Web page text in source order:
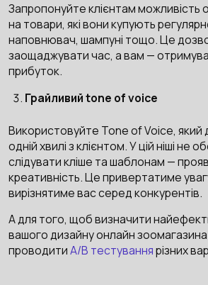
Запропонуйте клієнтам можливість
на товари, які вони купують
наповнювач, шампуні тощо. Це
заощаджувати час, а вам —
прибуток.
Грайливий tone of voice
Використовуйте Tone of Voice,
одній хвилі з клієнтом. У цій ніші не
слідувати кліше та шаблонам —
креативність. Це привертатиме
вирізнятиме вас серед конкурентів.
А для того, щоб визначити
вашого дизайну онлайн
проводитиA/B тестуваннярізних